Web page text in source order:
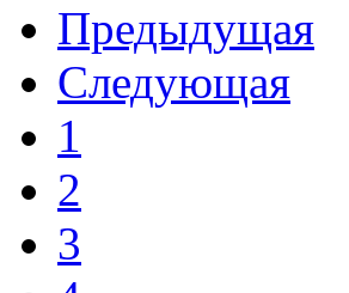
Предыдущая
Следующая
1
2
3